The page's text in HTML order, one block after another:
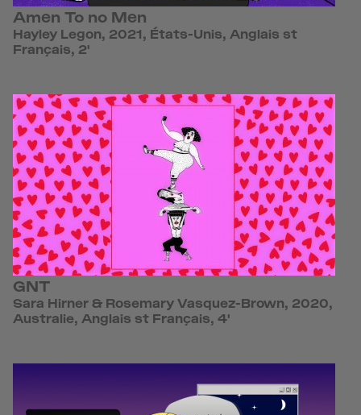
Amen To no Men
Hayley Legon, 2021, États-Unis, Anglais st
Français, 2'
GNT
Sara Hirner & Rosemary Vasquez-Brown, 2020,
Australie, Anglais st Français, 4'